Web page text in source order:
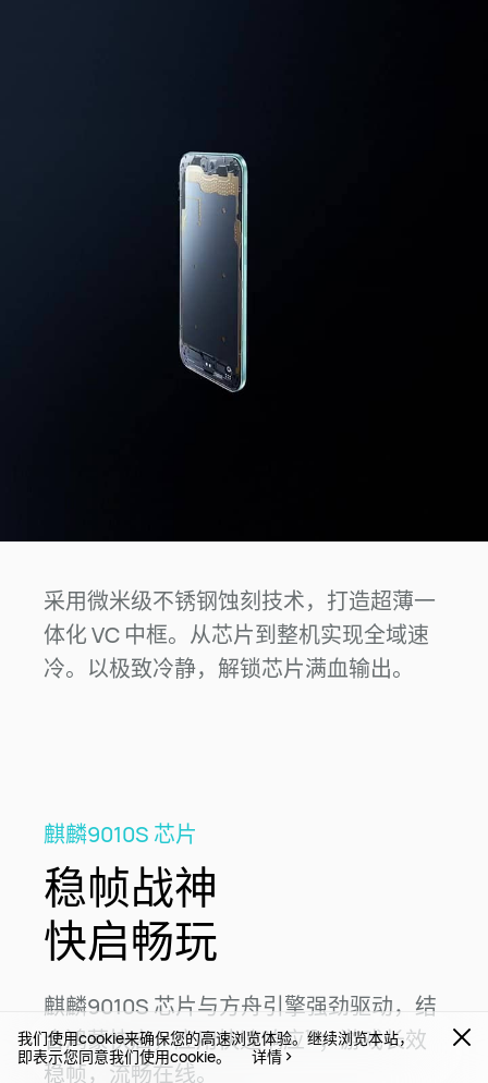
我们使用cookie来确保您的高速浏览体验。继续浏览本站，
即表示您同意我们使用cookie。
详情
采用微米级不锈钢蚀刻技术，打造超薄一
体化 VC 中框。从芯片到整机实现全域速
冷。以极致冷静，解锁芯片满血输出。
麒麟9010S 芯片
稳帧战神
快启畅玩
麒麟9010S 芯片与方舟引擎强劲驱动，结
合鸿蒙快启，应用快速响应15；游戏长效
稳帧，流畅在线。